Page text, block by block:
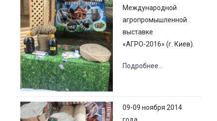
Международной
агропромышленной
выставке
«АГРО-2016» (г. Киев).
Подробнее…
09-09 ноября 2014